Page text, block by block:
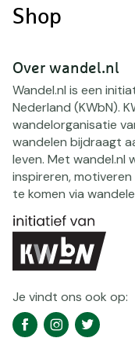
Shop
Over wandel.nl
Wandel.nl is een
Nederland (KWbN).
wandelorganisatie
wandelen bijdraagt
leven. Met wandel.nl
inspireren,
te komen via
Je vindt ons ook op:
Social
media
FacebookInstagramTwitter